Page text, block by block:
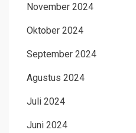
November 2024
Oktober 2024
September 2024
Agustus 2024
Juli 2024
Juni 2024